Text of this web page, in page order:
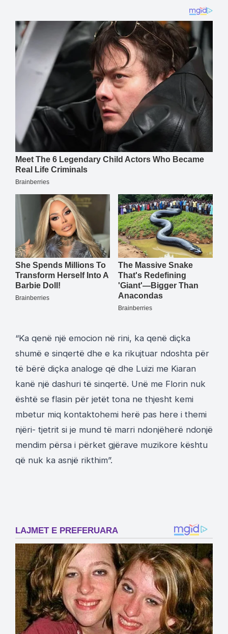
“Ka qenë një emocion në rini, ka qenë diçka
shumë e sinqertë dhe e ka rikujtuar ndoshta për
të bërë diçka analoge që dhe Luizi me Kiaran
kanë një dashuri të sinqertë. Unë me Florin nuk
është se flasin për jetët tona ne thjesht kemi
mbetur miq kontaktohemi herë pas here i themi
njëri- tjetrit si je mund të marri ndonjëherë ndonjë
mendim përsa i përket gjërave muzikore kështu
që nuk ka asnjë rikthim”.